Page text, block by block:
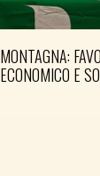
MONTAGNA:
ECONOMICO E